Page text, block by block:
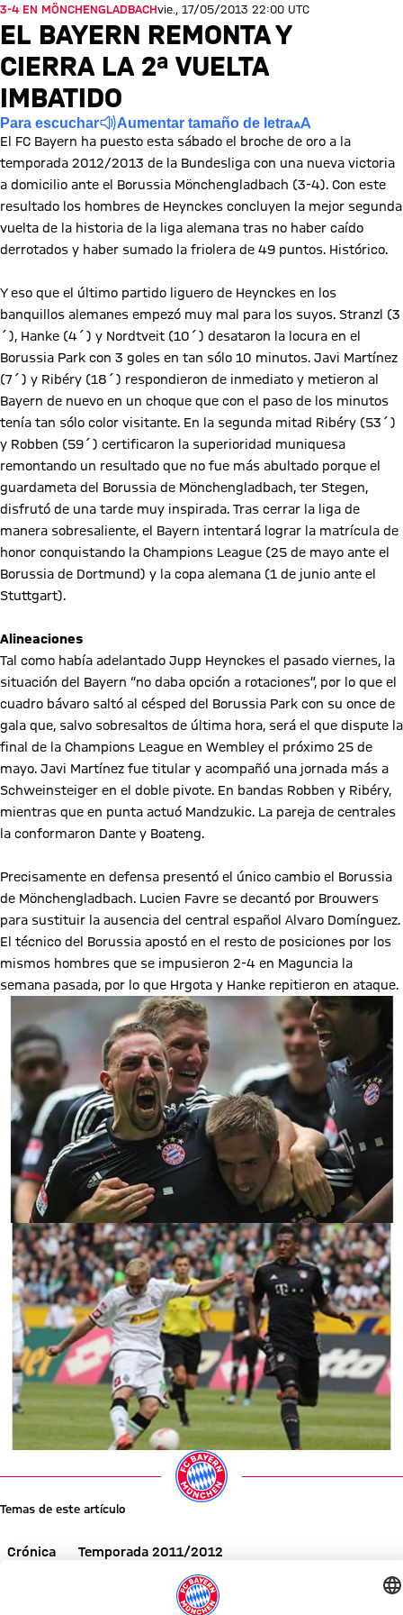
3-4 EN MÖNCHENGLADBACHvie., 17/05/2013 22:00 UTC
EL BAYERN REMONTA Y
CIERRA LA 2ª VUELTA
IMBATIDO
Para escuchar Aumentar tamaño de letra
El FC Bayern ha puesto esta sábado el broche de oro a la
temporada 2012/2013 de la Bundesliga con una nueva victoria
a domicilio ante el Borussia Mönchengladbach (3-4). Con este
resultado los hombres de Heynckes concluyen la mejor segunda
vuelta de la historia de la liga alemana tras no haber caído
derrotados y haber sumado la friolera de 49 puntos. Histórico.
Y eso que el último partido liguero de Heynckes en los
banquillos alemanes empezó muy mal para los suyos. Stranzl (3
´), Hanke (4´) y Nordtveit (10´) desataron la locura en el
Borussia Park con 3 goles en tan sólo 10 minutos. Javi Martínez
(7´) y Ribéry (18´) respondieron de inmediato y metieron al
Bayern de nuevo en un choque que con el paso de los minutos
tenía tan sólo color visitante. En la segunda mitad Ribéry (53´)
y Robben (59´) certificaron la superioridad muniquesa
remontando un resultado que no fue más abultado porque el
guardameta del Borussia de Mönchengladbach, ter Stegen,
disfrutó de una tarde muy inspirada. Tras cerrar la liga de
manera sobresaliente, el Bayern intentará lograr la matrícula de
honor conquistando la Champions League (25 de mayo ante el
Borussia de Dortmund) y la copa alemana (1 de junio ante el
Stuttgart).
Alineaciones
Tal como había adelantado Jupp Heynckes el pasado viernes, la
situación del Bayern “no daba opción a rotaciones”, por lo que el
cuadro bávaro saltó al césped del Borussia Park con su once de
gala que, salvo sobresaltos de última hora, será el que dispute la
final de la Champions League en Wembley el próximo 25 de
mayo. Javi Martínez fue titular y acompañó una jornada más a
Schweinsteiger en el doble pivote. En bandas Robben y Ribéry,
mientras que en punta actuó Mandzukic. La pareja de centrales
la conformaron Dante y Boateng.
Precisamente en defensa presentó el único cambio el Borussia
de Mönchengladbach. Lucien Favre se decantó por Brouwers
para sustituir la ausencia del central español Alvaro Domínguez.
El técnico del Borussia apostó en el resto de posiciones por los
mismos hombres que se impusieron 2-4 en Maguncia la
semana pasada, por lo que Hrgota y Hanke repitieron en ataque.
Temas de este artículo
Crónica Temporada 2011/2012